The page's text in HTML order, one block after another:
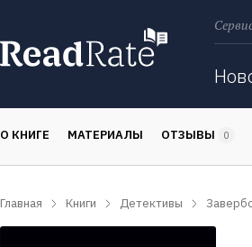
О КНИГЕ МАТЕРИАЛЫ ОТЗЫВЫ 0
Главная Книги Детективы